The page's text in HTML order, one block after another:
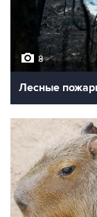
8
Лесные